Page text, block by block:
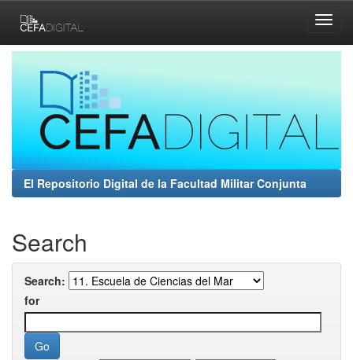
navigation
El Repositorio Digital de la Facultad Militar Conjunta
Search
Search:
for